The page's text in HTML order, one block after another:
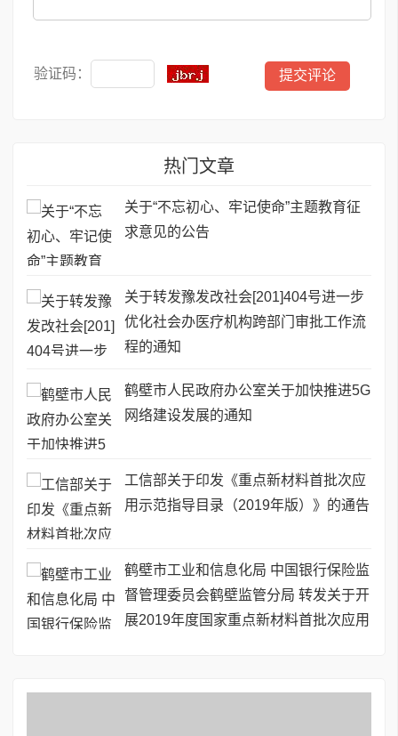
验证码：
热门文章
关于“不忘初心、牢记使命”主题教育征
求意见的公告
关于转发豫发改社会[201]404号进一步
优化社会办医疗机构跨部门审批工作流
程的通知
鹤壁市人民政府办公室关于加快推进5G
网络建设发展的通知
工信部关于印发《重点新材料首批次应
用示范指导目录（2019年版）》的通告
鹤壁市工业和信息化局 中国银行保险监
督管理委员会鹤壁监管分局 转发关于开
展2019年度国家重点新材料首批次应用